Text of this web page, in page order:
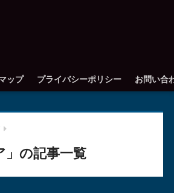
ップ プライバシーポリシー お問い合
」の記事一覧